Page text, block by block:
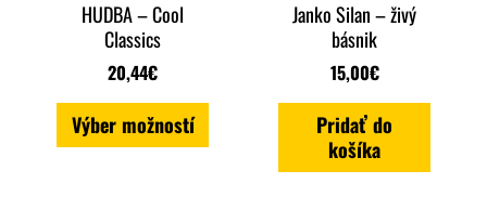
HUDBA – Cool
Classics
20,44€
Výber možností
Janko Silan – živý
básnik
15,00€
Pridať do
košíka